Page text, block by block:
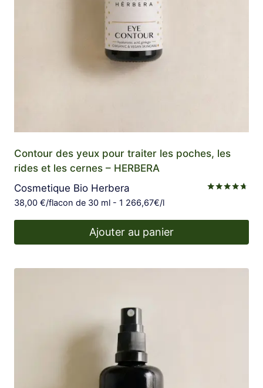
Contour des yeux pour traiter les poches, les
rides et les cernes – HERBERA
Cosmetique Bio Herbera
38,00 €/flacon de 30 ml - 1 266,67€/l
Ajouter au panier